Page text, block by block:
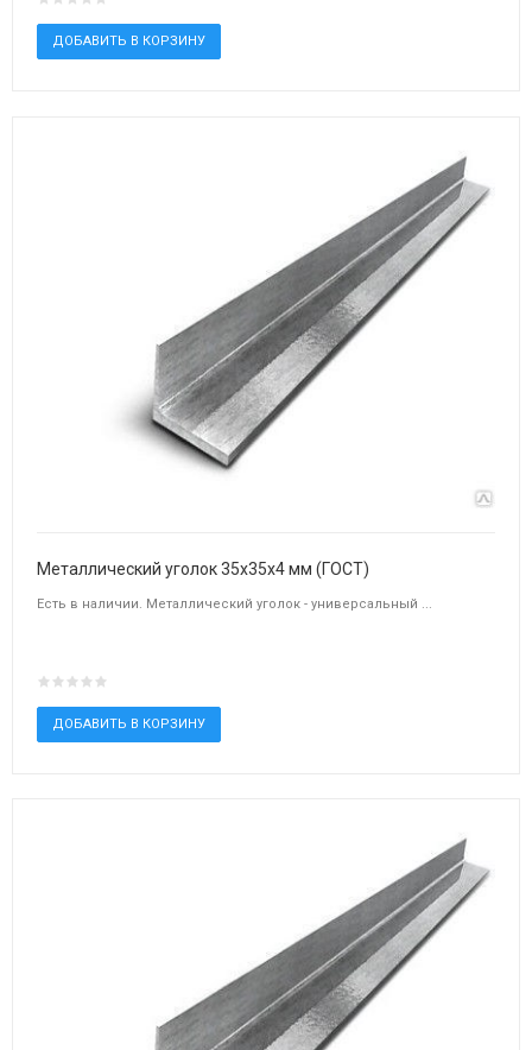
Металлический уголок 35х35х4 мм (ГОСТ)
Есть в наличии. Металлический уголок - универсальный ...